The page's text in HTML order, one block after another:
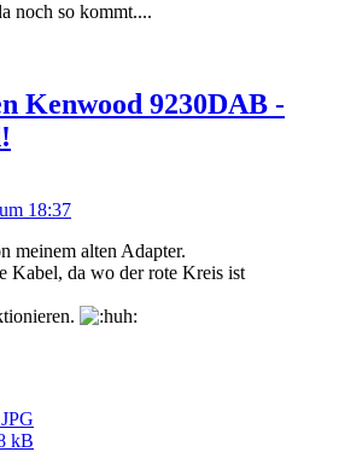
noch so kommt....
Kenwood 9230DAB -
18:37
meinem alten Adapter.
Kabel, da wo der rote Kreis ist
kB